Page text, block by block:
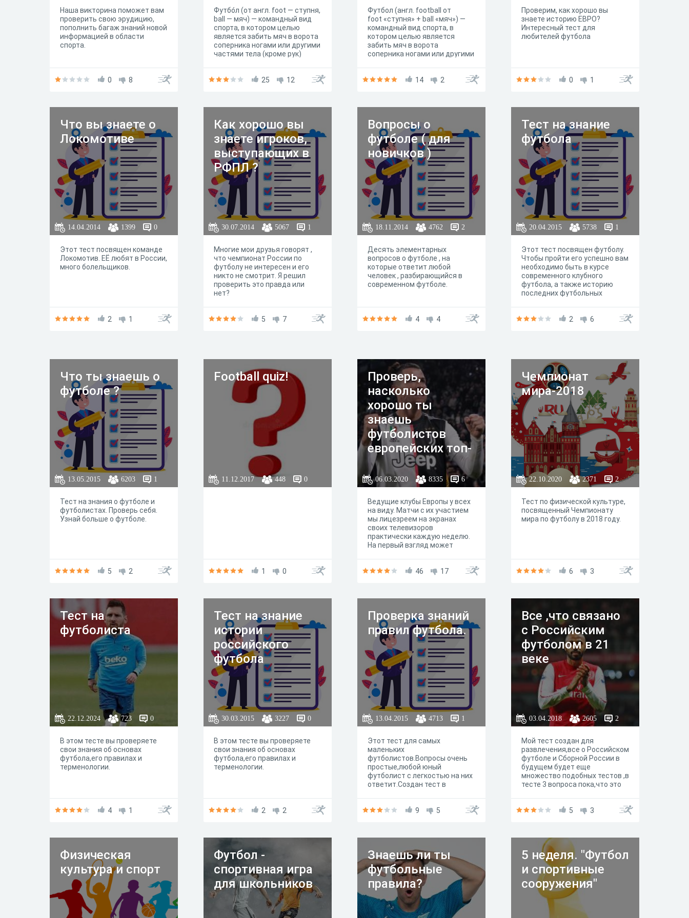
Наша викторина поможет вам
проверить свою эрудицию,
пополнить багаж знаний новой
информацией в области
спорта.
0 8
Футбо́л (от англ. foot — ступня,
ball — мяч) — командный вид
спорта, в котором целью
является забить мяч в ворота
соперника ногами или другими
частями тела (кроме рук)
настоящее время самый
25 12
Футбол (англ. football от
foot «ступня» + ball «мяч») —
командный вид спорта, в
котором целью является
забить мяч в ворота
соперника ногами или другими
команда соперника. В
спорта в мире
14 2
Проверим, как хорошо вы
знаете историю ЕВРО?
Интересный тест для
любителей футбола
0 1
Что вы знаете о
Локомотиве
14.04.2014 1399 0
Этот тест посвящен команде
Локомотив. ЕЁ любят в России,
много болельщиков.
2 1
Как хорошо вы
знаете игроков,
выступающих в
РФПЛ ?
30.07.2014 5067 1
Многие мои друзья говорят ,
что чемпионат России по
футболу не интересен и его
никто не смотрит. Я решил
проверить это правда или
нет?
5 7
Вопросы о
футболе ( для
новичков )
18.11.2014 4762 2
Десять элементарных
вопросов о футболе , на
которые ответит любой
человек , разбирающийся в
современном футболе.
4 4
Тест на знание
футбола
20.04.2015 5738 1
Этот тест посвящен футболу.
Чтобы пройти его успешно вам
необходимо быть в курсе
современного клубного
футбола, а также историю
последних футбольных
2
6
Что ты знаешь о
футболе ?
13.05.2015 6203 1
Тест на знания о футболе и
футболистах. Проверь себя.
Узнай больше о футболе.
5 2
Football quiz!
11.12.2017 448 0
1 0
Проверь,
насколько
хорошо ты
знаешь
футболистов
европейских топ-
клубов в лицо
06.03.2020 8335 6
Ведущие клубы Европы у всех
на виду. Матчи с их участием
мы лицезреем на экранах
своих телевизоров
практически каждую неделю.
На первый взгляд может
лицо даже не искушённому
данный тест, и вы поймёте
46 17
Чемпионат
мира-2018
22.10.2020 2371 2
Тест по физической культуре,
посвященный Чемпионату
мира по футболу в 2018 году.
6 3
Тест на
футболиста
22.12.2024 723 0
В этом тесте вы проверяете
свои знания об основах
футбола,его правилах и
терменологии.
4 1
Тест на знание
истории
российского
футбола
30.03.2015 3227 0
В этом тесте вы проверяете
свои знания об основах
футбола,его правилах и
терменологии.
2 2
Проверка знаний
правил футбола.
13.04.2015 4713 1
Этот тест для самых
маленьких
футболистов.Вопросы очень
простые,любой юный
футболист с легкостью на них
ответит.Создан тест в
9
5
Все ,что связано
с Российским
футболом в 21
веке
03.04.2018 2605 2
Мой тест создан для
развлечения,все о Российском
футболе и Сборной России в
будущем будет еще
множество подобных тестов ,в
тесте 3 вопроса пока,что это
с большим кол-вом вопросов и
футбола,при желании можете
писать мне в лс
вконтакте,занимаюсь
созданием тестов по любой
теме,редактирование и
печатание текстов на дому
5 3
Физическая
культура и спорт
Футбол -
спортивная игра
для школьников
Знаешь ли ты
футбольные
правила?
5 неделя. "Футбол
и спортивные
сооружения"